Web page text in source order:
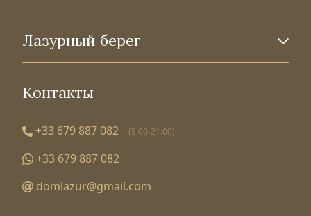
Лазурный берег
Контакты
+33 679 887 082 (8:00-21:00)
+33 679 887 082
domlazur@gmail.com